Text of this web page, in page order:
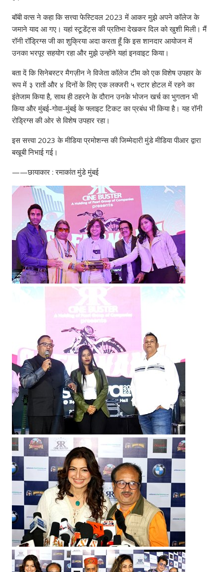
बॉबी वत्स ने कहा कि सत्त्वा फेस्टिवल 2023 में आकर मुझे अपने कॉलेज के
जमाने याद आ गए। यहां स्टूडेंट्स की प्रतिभा देखकर दिल को खुशी मिली। मैं
रॉनी रॉड्रिग्स जी का शुक्रिया अदा करता हूँ कि इस शानदार आयोजन में
उनका भरपूर सहयोग रहा और मुझे उन्होंने यहां इनवाइट किया।
बता दें कि सिनेबस्टर मैगज़ीन ने विजेता कॉलेज टीम को एक विशेष उपहार के
रूप में ३ रातों और ४ दिनों के लिए एक लक्जरी ५ स्टार होटल में रहने का
इंतेजाम किया है, साथ ही ठहरने के दौरान उनके भोजन खर्च का भुगतान भी
किया और मुंबई-गोवा-मुंबई के फ्लाइट टिकट का प्रबंध भी किया है। यह रॉनी
रोड्रिग्स की ओर से विशेष उपहार रहा।
इस सत्त्वा 2023 के मीडिया प्रमोशन्स की जिम्मेदारी मुंडे मीडिया पीआर द्वारा
बखूबी निभाई गई।
——छायाकार : रमाकांत मुंडे मुंबई